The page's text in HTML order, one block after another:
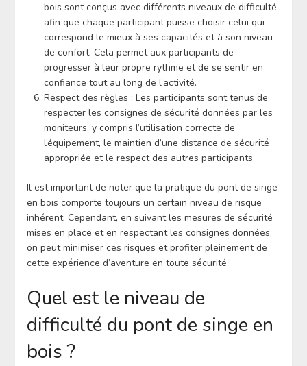
bois sont conçus avec différents niveaux de difficulté
afin que chaque participant puisse choisir celui qui
correspond le mieux à ses capacités et à son niveau
de confort. Cela permet aux participants de
progresser à leur propre rythme et de se sentir en
confiance tout au long de l’activité.
Respect des règles : Les participants sont tenus de
respecter les consignes de sécurité données par les
moniteurs, y compris l’utilisation correcte de
l’équipement, le maintien d’une distance de sécurité
appropriée et le respect des autres participants.
Il est important de noter que la pratique du pont de singe
en bois comporte toujours un certain niveau de risque
inhérent. Cependant, en suivant les mesures de sécurité
mises en place et en respectant les consignes données,
on peut minimiser ces risques et profiter pleinement de
cette expérience d’aventure en toute sécurité.
Quel est le niveau de
difficulté du pont de singe en
bois ?